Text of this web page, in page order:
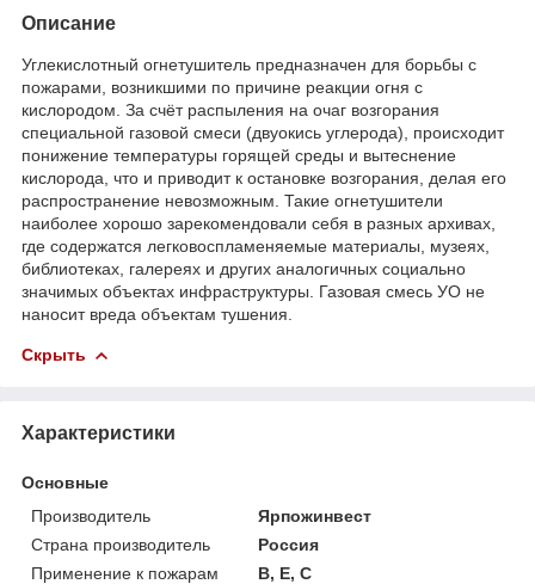
Описание
Углекислотный огнетушитель предназначен для борьбы с
пожарами, возникшими по причине реакции огня с
кислородом. За счёт распыления на очаг возгорания
специальной газовой смеси (двуокись углерода), происходит
понижение температуры горящей среды и вытеснение
кислорода, что и приводит к остановке возгорания, делая его
распространение невозможным. Такие огнетушители
наиболее хорошо зарекомендовали себя в разных архивах,
где содержатся легковоспламеняемые материалы, музеях,
библиотеках, галереях и других аналогичных социально
значимых объектах инфраструктуры. Газовая смесь УО не
наносит вреда объектам тушения.
Скрыть
Характеристики
Основные
Производитель
Ярпожинвест
Страна производитель
Россия
Применение к пожарам
В, Е, С